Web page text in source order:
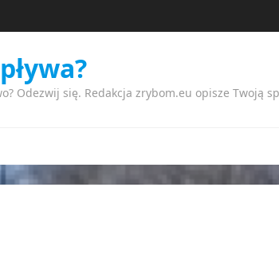
Odezwij się. Redakcja zrybom.eu opisze Twoją